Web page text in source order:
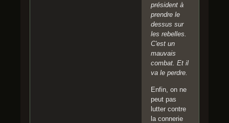
président à
prendre le
dessus sur
les rebelles.
C'est un
mauvais
combat. Et il
va le perdre.
Enfin, on ne
peut pas
lutter contre
la connerie